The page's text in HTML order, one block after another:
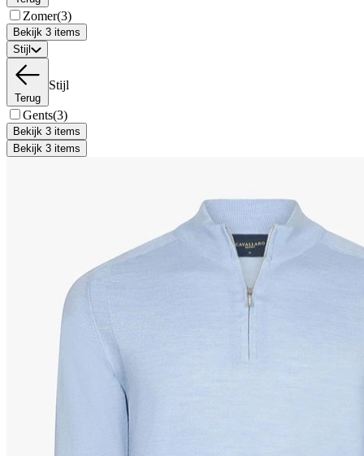
Zomer(3)
Bekijk 3 items
Stijl
Terug
Stijl
Gents(3)
Bekijk 3 items
Bekijk 3 items